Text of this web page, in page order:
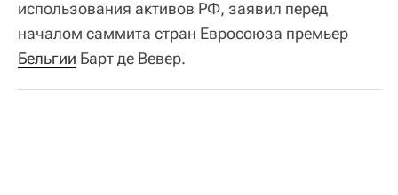
использования активов РФ, заявил перед
началом саммита стран Евросоюза премьер
Бельгии Барт де Вевер.